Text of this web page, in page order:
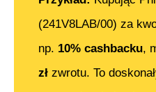
(241V8LAB/00) za
np. 10% cashbacku,
zł zwrotu. To